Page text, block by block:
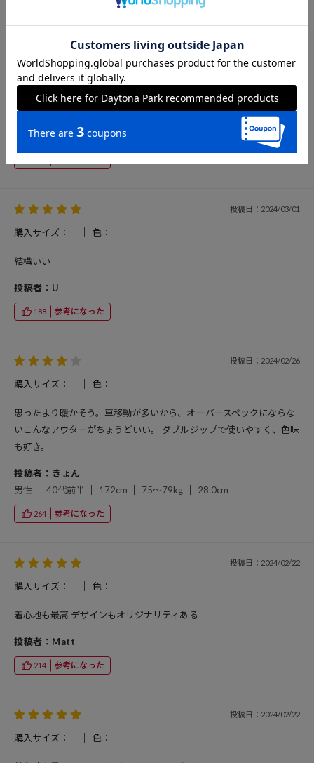
購入サイズ： 色：
オーバーサイズで買いました。 毎日学校で来てます。
女性
10代前半 156cm
投稿日：2024/03/01
購入サイズ： 色：
結構いい
投稿者：U
188 参考になった
投稿日：2024/02/26
購入サイズ： 色：
思ったより暖かそう。車移動が多いから、オーバースペックにならな
いこんなアウターがちょうどいい。 ダブルジップで使いやすく、色味
も好き。
投稿者：きょん
男性
40代前半 172cm 75～79kg 28.0cm
264 参考になった
投稿日：2024/02/22
購入サイズ： 色：
着心地も最高 デザインもオリジナリティある
投稿者：Matt
214 参考になった
投稿日：2024/02/22
購入サイズ： 色：